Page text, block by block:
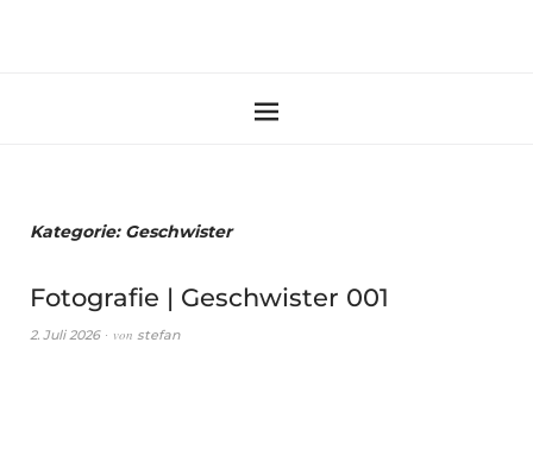
Kategorie: Geschwister
Fotografie | Geschwister 001
2. Juli 2026 von stefan